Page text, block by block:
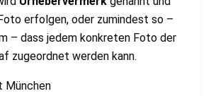
erfolgen, oder zumindest so –
– dass jedem konkreten Foto der
zugeordnet werden kann.
München